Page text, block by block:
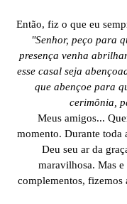
Então, fiz o que eu
"Senhor, peço para
presença venha
esse casal seja
que abençoe para
cerimônia,
Meus amigos...
momento. Durante toda
Deu seu ar da
maravilhosa. Mas
complementos, fizemos